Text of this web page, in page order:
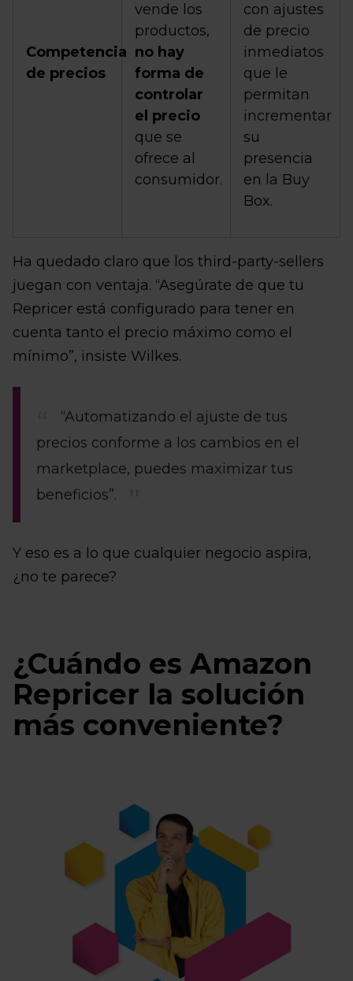
Competencia
de precios
vende los
productos,
no hay
forma de
controlar
el precio
que se
ofrece al
consumidor.
con ajustes
de precio
inmediatos
que le
permitan
incrementar
su
presencia
en la Buy
Box.
Ha quedado claro que los third-party-sellers
juegan con ventaja. “Asegúrate de que tu
Repricer está configurado para tener en
cuenta tanto el precio máximo como el
mínimo”, insiste Wilkes.
“Automatizando el ajuste de tus
precios conforme a los cambios en el
marketplace, puedes maximizar tus
beneficios”.
Y eso es a lo que cualquier negocio aspira,
¿no te parece?
¿Cuándo es Amazon
Repricer la solución
más conveniente?